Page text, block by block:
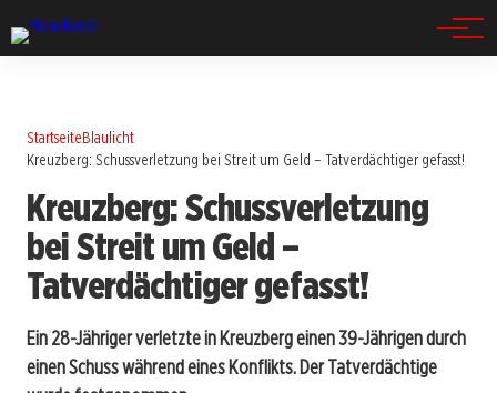
StartseiteBlaulicht
Kreuzberg: Schussverletzung bei Streit um Geld – Tatverdächtiger gefasst!
Kreuzberg: Schussverletzung
bei Streit um Geld –
Tatverdächtiger gefasst!
Ein 28-Jähriger verletzte in Kreuzberg einen 39-Jährigen durch
einen Schuss während eines Konflikts. Der Tatverdächtige